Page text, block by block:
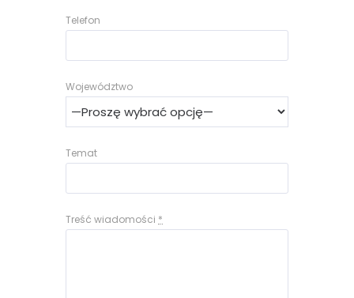
Telefon
Województwo
Temat
Treść wiadomości *